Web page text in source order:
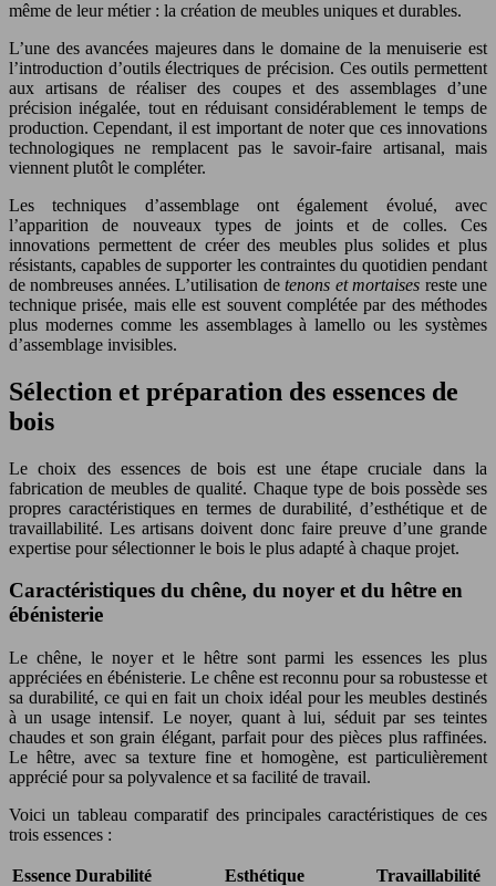
même de leur métier : la création de meubles uniques et durables.
L’une des avancées majeures dans le domaine de la menuiserie est
l’introduction d’outils électriques de précision. Ces outils permettent
aux artisans de réaliser des coupes et des assemblages d’une
précision inégalée, tout en réduisant considérablement le temps de
production. Cependant, il est important de noter que ces innovations
technologiques ne remplacent pas le savoir-faire artisanal, mais
viennent plutôt le compléter.
Les techniques d’assemblage ont également évolué, avec
l’apparition de nouveaux types de joints et de colles. Ces
innovations permettent de créer des meubles plus solides et plus
résistants, capables de supporter les contraintes du quotidien pendant
de nombreuses années. L’utilisation detenons et mortaises reste une
technique prisée, mais elle est souvent complétée par des méthodes
plus modernes comme les assemblages à lamello ou les systèmes
d’assemblage invisibles.
Sélection et préparation des essences de
bois
Le choix des essences de bois est une étape cruciale dans la
fabrication de meubles de qualité. Chaque type de bois possède ses
propres caractéristiques en termes de durabilité, d’esthétique et de
travaillabilité. Les artisans doivent donc faire preuve d’une grande
expertise pour sélectionner le bois le plus adapté à chaque projet.
Caractéristiques du chêne, du noyer et du hêtre en
ébénisterie
Le chêne, le noyer et le hêtre sont parmi les essences les plus
appréciées en ébénisterie. Le chêne est reconnu pour sa robustesse et
sa durabilité, ce qui en fait un choix idéal pour les meubles destinés
à un usage intensif. Le noyer, quant à lui, séduit par ses teintes
chaudes et son grain élégant, parfait pour des pièces plus raffinées.
Le hêtre, avec sa texture fine et homogène, est particulièrement
apprécié pour sa polyvalence et sa facilité de travail.
Voici un tableau comparatif des principales caractéristiques de ces
trois essences :
Essence Durabilité Esthétique
Travaillabilité